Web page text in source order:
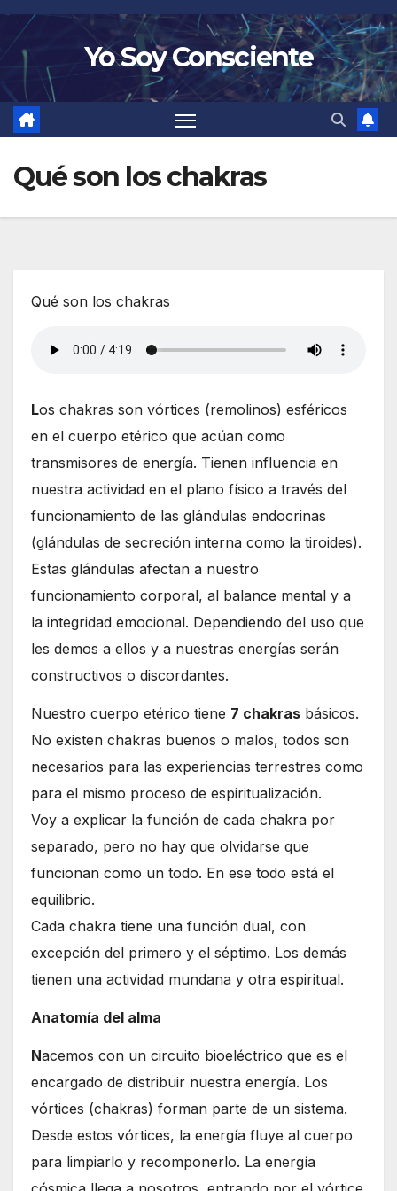
Saltar
contenido
Yo Soy Consciente
Qué son los chakras
Qué son los chakras
Los chakras son vórtices (remolinos) esféricos
en el cuerpo etérico que acúan como
transmisores de energía. Tienen influencia en
nuestra actividad en el plano físico a través del
funcionamiento de las glándulas endocrinas
(glándulas de secreción interna como la tiroides).
Estas glándulas afectan a nuestro
funcionamiento corporal, al balance mental y a
la integridad emocional. Dependiendo del uso que
les demos a ellos y a nuestras energías serán
constructivos o discordantes.
Nuestro cuerpo etérico tiene 7 chakras básicos.
No existen chakras buenos o malos, todos son
necesarios para las experiencias terrestres como
para el mismo proceso de espiritualización.
Voy a explicar la función de cada chakra por
separado, pero no hay que olvidarse que
funcionan como un todo. En ese todo está el
equilibrio.
Cada chakra tiene una función dual, con
excepción del primero y el séptimo. Los demás
tienen una actividad mundana y otra espiritual.
Anatomía del alma
Nacemos con un circuito bioeléctrico que es el
encargado de distribuir nuestra energía. Los
vórtices (chakras) forman parte de un sistema.
Desde estos vórtices, la energía fluye al cuerpo
para limpiarlo y recomponerlo. La energía